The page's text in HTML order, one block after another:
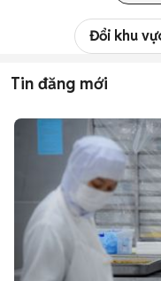
Đổi khu
Tin đăng mới